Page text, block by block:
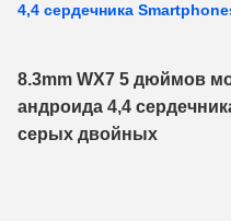
4,4 сердечника
8.3mm WX7 5 дюймов
андроида 4,4
серых двойных